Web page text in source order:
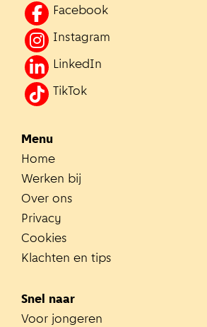
Facebook
Instagram
LinkedIn
TikTok
Menu
Home
Werken bij
Over ons
Privacy
Cookies
Klachten en tips
Snel naar
Voor jongeren